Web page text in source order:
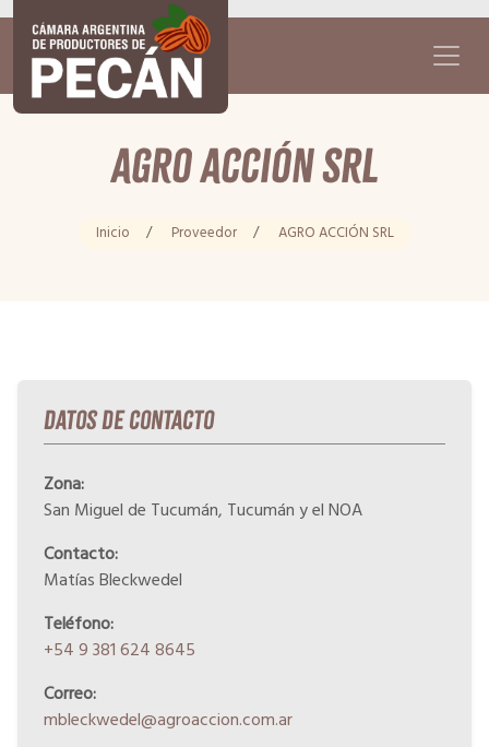
AGRO ACCIÓN SRL
Inicio / Proveedor / AGRO ACCIÓN SRL
Datos de Contacto
Zona:
San Miguel de Tucumán, Tucumán y el NOA
Contacto:
Matías Bleckwedel
Teléfono:
+54 9 381 624 8645
Correo:
mbleckwedel@agroaccion.com.ar